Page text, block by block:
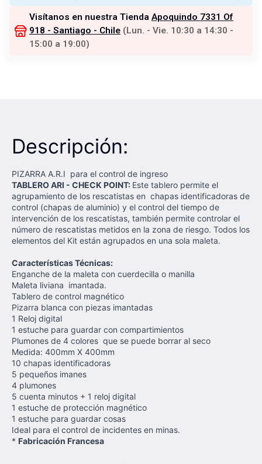
Visítanos en nuestra Tienda Apoquindo 7331 Of
918 - Santiago - Chile (Lun. - Vie. 10:30 a 14:30 -
15:00 a 19:00)
Descripción:
PIZARRA A.R.I para el control de ingreso
TABLERO ARI - CHECK POINT: Este tablero permite el
agrupamiento de los rescatistas en chapas identificadoras de
control (chapas de aluminio) y el control del tiempo de
intervención de los rescatistas, también permite controlar el
número de rescatistas metidos en la zona de riesgo. Todos los
elementos del Kit están agrupados en una sola maleta.
Características Técnicas:
Enganche de la maleta con cuerdecilla o manilla
Maleta liviana imantada.
Tablero de control magnético
Pizarra blanca con piezas imantadas
1 Reloj digital
1 estuche para guardar con compartimientos
Plumones de 4 colores que se puede borrar al seco
Medida: 400mm X 400mm
10 chapas identificadoras
5 pequeños imanes
4 plumones
5 cuenta minutos + 1 reloj digital
1 estuche de protección magnético
1 estuche para guardar cosas
Ideal para el control de incidentes en minas.
* Fabricación Francesa